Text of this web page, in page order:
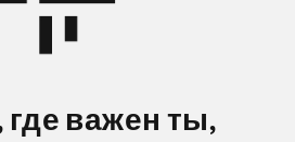
где важен ты,